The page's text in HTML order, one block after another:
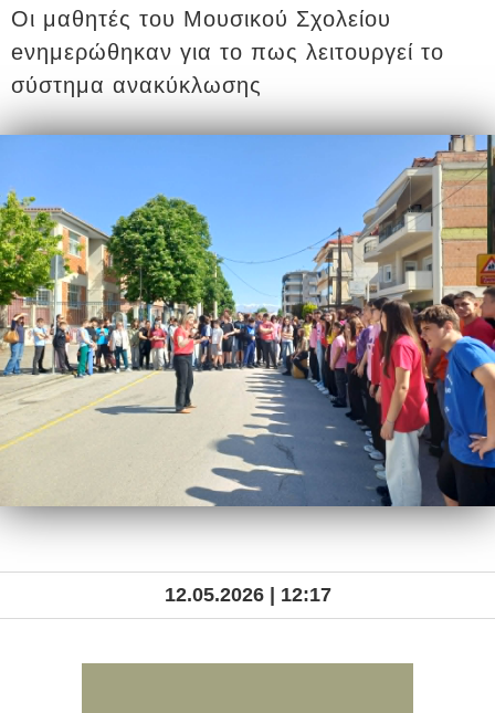
Οι μαθητές του Μουσικού Σχολείου
eνημερώθηκαν για το πως λειτουργεί το
σύστημα ανακύκλωσης
12.05.2026 | 12:17